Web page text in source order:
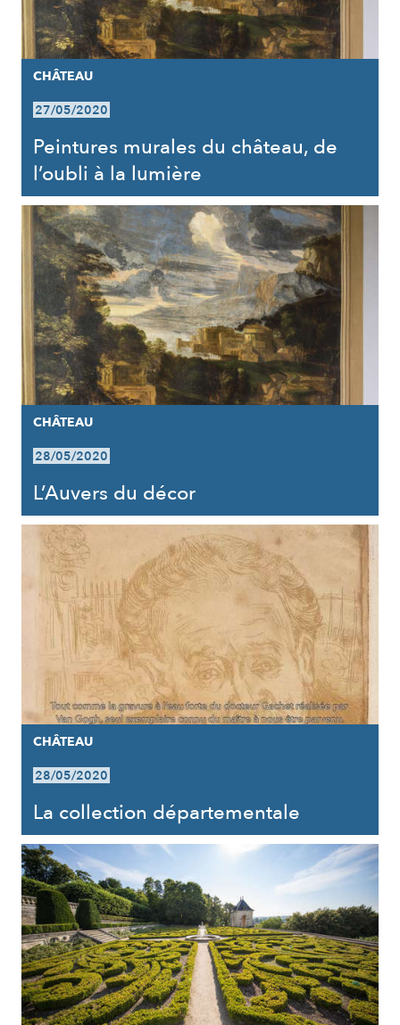
CHÂTEAU
27/05/2020
Peintures murales du château, de
l’oubli à la lumière
CHÂTEAU
28/05/2020
L’Auvers du décor
CHÂTEAU
28/05/2020
La collection départementale